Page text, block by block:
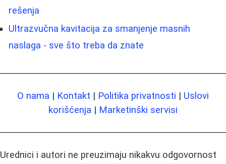
rešenja
Ultrazvučna kavitacija za smanjenje masnih
naslaga - sve što treba da znate
O nama | Kontakt | Politika privatnosti | Uslovi
korišćenja | Marketinški servisi
Urednici i autori ne preuzimaju nikakvu odgovornost